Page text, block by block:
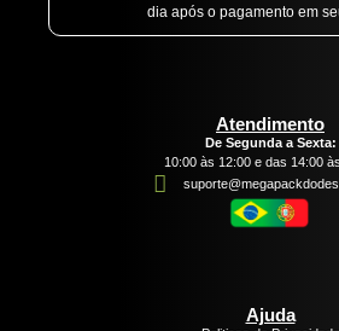
dia após o pagamento em
Atendimento
De Segunda a Sexta:
10:00 às 12:00 e das 14:00
Ajuda